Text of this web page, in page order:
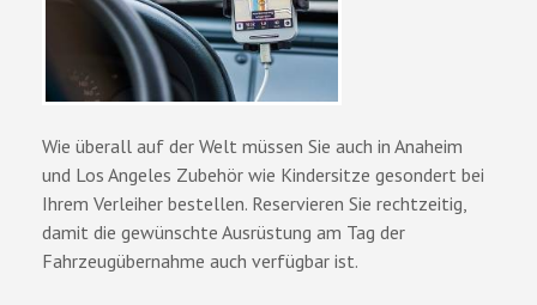
Wie überall auf der Welt müssen Sie auch in Anaheim
und Los Angeles Zubehör wie Kindersitze gesondert bei
Ihrem Verleiher bestellen. Reservieren Sie rechtzeitig,
damit die gewünschte Ausrüstung am Tag der
Fahrzeugübernahme auch verfügbar ist.